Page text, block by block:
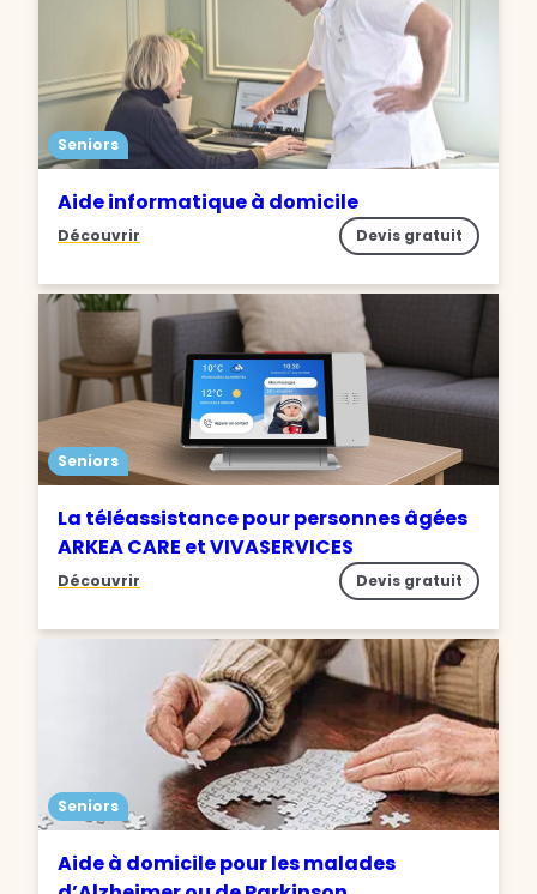
Seniors
Aide informatique à domicile
Découvrir Devis gratuit
Seniors
La téléassistance pour personnes âgées
ARKEA CARE et VIVASERVICES
Découvrir Devis gratuit
Seniors
Aide à domicile pour les malades